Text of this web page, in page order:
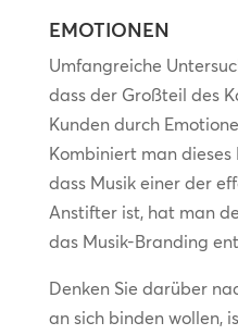
EMOTIONEN
Umfangreiche
dass der Großteil des
Kunden durch
Kombiniert man
dass Musik einer der
Anstifter ist, hat man
das Musik-Branding
Denken Sie darüber
an sich binden wollen,